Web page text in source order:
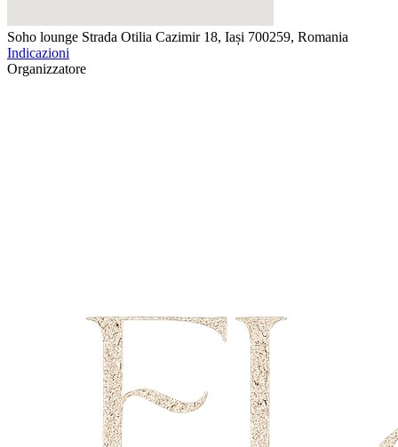
Soho lounge Strada Otilia Cazimir 18, Iași 700259, Romania
Indicazioni
Organizzatore